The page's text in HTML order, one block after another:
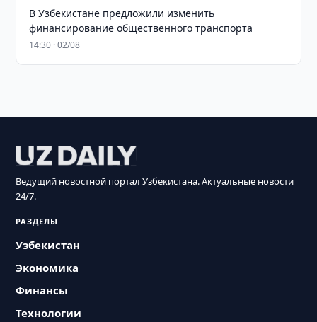
В Узбекистане предложили изменить
финансирование общественного транспорта
14:30 · 02/08
Ведущий новостной портал Узбекистана. Актуальные новости
24/7.
РАЗДЕЛЫ
Узбекистан
Экономика
Финансы
Технологии